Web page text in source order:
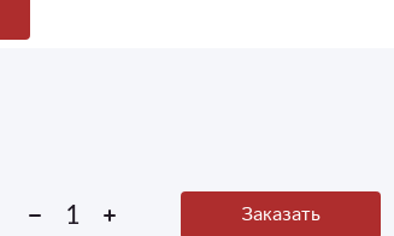
Заказать